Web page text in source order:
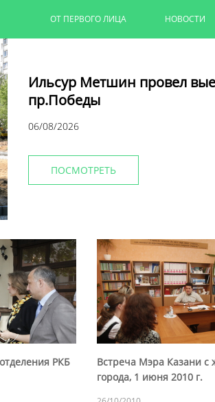
ОТ ПЕРВОГО ЛИЦА НОВОСТИ
Ильсур Метшин провел
пр.Победы
06/08/2026
ПОСМОТРЕТЬ
РКБ
Встреча Мэра Казани с
города, 1 июня 2010 г.